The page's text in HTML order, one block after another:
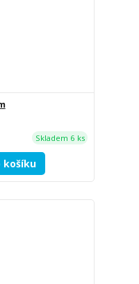
Skladem 6 ks
košíku